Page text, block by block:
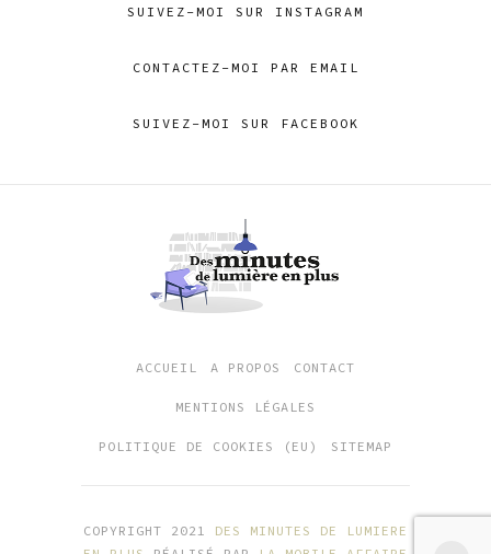
SUIVEZ-MOI SUR INSTAGRAM
CONTACTEZ-MOI PAR EMAIL
SUIVEZ-MOI SUR FACEBOOK
ACCUEIL A PROPOS CONTACT
MENTIONS LÉGALES
POLITIQUE DE COOKIES (EU) SITEMAP
COPYRIGHT 2021 DES MINUTES DE LUMIERE